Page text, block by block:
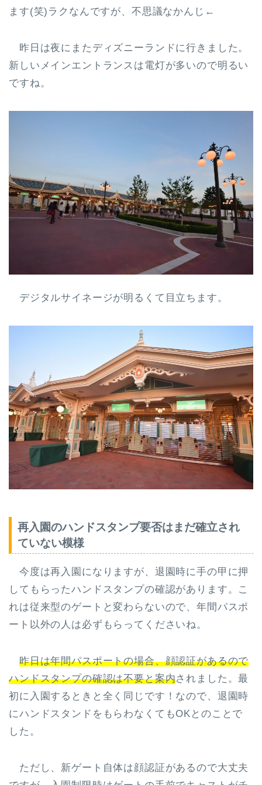
ます(笑)ラクなんですが、不思議なかんじ←
昨日は夜にまたディズニーランドに行きました。
新しいメインエントランスは電灯が多いので明るい
ですね。
デジタルサイネージが明るくて目立ちます。
再入園のハンドスタンプ要否はまだ確立され
ていない模様
今度は再入園になりますが、退園時に手の甲に押
してもらったハンドスタンプの確認があります。こ
れは従来型のゲートと変わらないので、年間パスポ
ート以外の人は必ずもらってくださいね。
昨日は年間パスポートの場合、顔認証があるので
ハンドスタンプの確認は不要と案内されました。最
初に入園するときと全く同じです！なので、退園時
にハンドスタンドをもらわなくてもOKとのことで
した。
ただし、新ゲート自体は顔認証があるので大丈夫